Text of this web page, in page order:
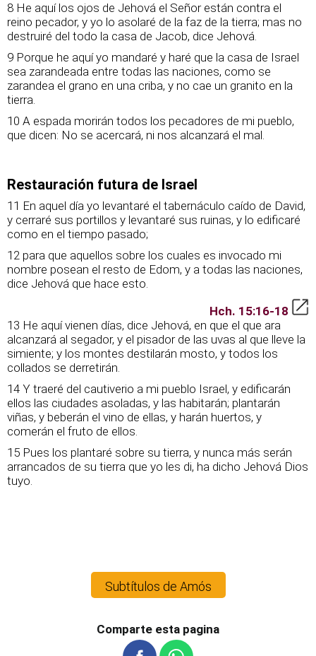
8 He aquí los ojos de Jehová el Señor están contra el
reino pecador, y yo lo asolaré de la faz de la tierra; mas no
destruiré del todo la casa de Jacob, dice Jehová.
9 Porque he aquí yo mandaré y haré que la casa de Israel
sea zarandeada entre todas las naciones, como se
zarandea el grano en una criba, y no cae un granito en la
tierra.
10 A espada morirán todos los pecadores de mi pueblo,
que dicen: No se acercará, ni nos alcanzará el mal.
Restauración futura de Israel
11 En aquel día yo levantaré el tabernáculo caído de David,
y cerraré sus portillos y levantaré sus ruinas, y lo edificaré
como en el tiempo pasado;
12 para que aquellos sobre los cuales es invocado mi
nombre posean el resto de Edom, y a todas las naciones,
dice Jehová que hace esto.
Hch. 15:16-18
13 He aquí vienen días, dice Jehová, en que el que ara
alcanzará al segador, y el pisador de las uvas al que lleve la
simiente; y los montes destilarán mosto, y todos los
collados se derretirán.
14 Y traeré del cautiverio a mi pueblo Israel, y edificarán
ellos las ciudades asoladas, y las habitarán; plantarán
viñas, y beberán el vino de ellas, y harán huertos, y
comerán el fruto de ellos.
15 Pues los plantaré sobre su tierra, y nunca más serán
arrancados de su tierra que yo les di, ha dicho Jehová Dios
tuyo.
Subtítulos de Amós
Comparte esta pagina